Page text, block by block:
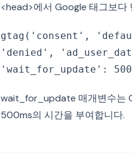
<head>에서 Google 태그보다
gtag('consent',
'denied',
'wait_for_update':
wait_for_update 매개변수는
500ms의 시간을 부여합니다.